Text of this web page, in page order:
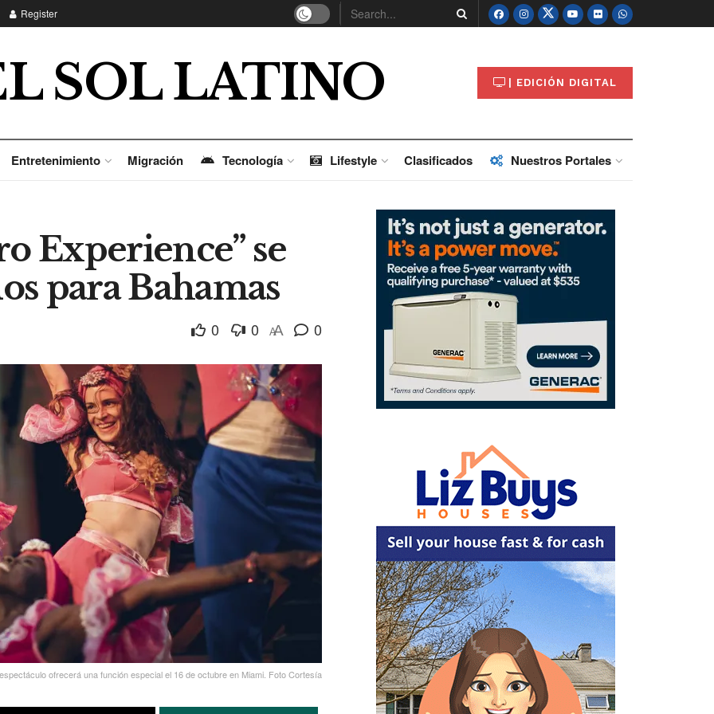
Register
SOL LATINO | EDICIÓN DIGITAL
Entretenimiento Migración Tecnología Lifestyle Clasificados Nuestros Portales
Experience” se
para Bahamas
0 0 AA 0
ofrecerá una función especial el 16 de octubre en Miami. Foto Cortesía